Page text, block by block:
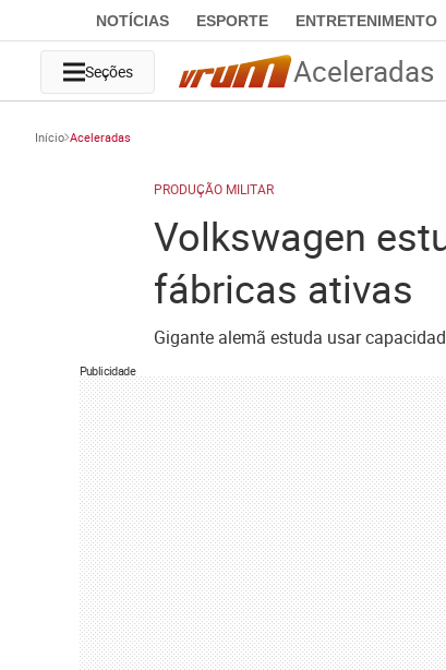
NOTÍCIAS ESPORTE ENTRETENIMENTO
Seções Aceleradas
Início Aceleradas
PRODUÇÃO MILITAR
Volkswagen
fábricas ativas
Gigante alemã estuda usar
Publicidade